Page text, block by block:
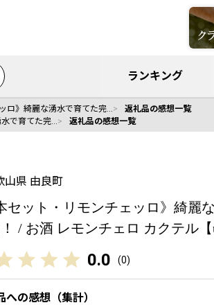
ランキング
ロ》綺麗な湧水で育てた完…
返礼品の感想一覧
水で育てた完… 返礼品の感想一覧
山県 由良町
セット・リモンチェッロ》綺麗
/ お酒 レモンチェロ カクテル【
0.0 (0)
への感想（集計）